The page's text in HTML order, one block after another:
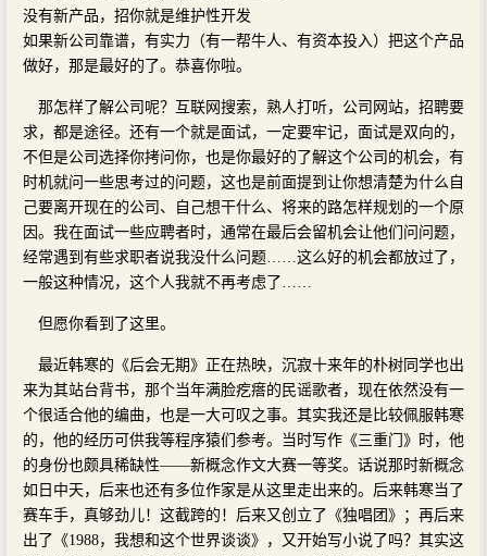
没有新产品，招你就是维护性开发
如果新公司靠谱，有实力（有一帮牛人、有资本投入）把这个产品
做好，那是最好的了。恭喜你啦。
那怎样了解公司呢？互联网搜索，熟人打听，公司网站，招聘要
求，都是途径。还有一个就是面试，一定要牢记，面试是双向的，
不但是公司选择你拷问你，也是你最好的了解这个公司的机会，有
时机就问一些思考过的问题，这也是前面提到让你想清楚为什么自
己要离开现在的公司、自己想干什么、将来的路怎样规划的一个原
因。我在面试一些应聘者时，通常在最后会留机会让他们问问题，
经常遇到有些求职者说我没什么问题……这么好的机会都放过了，
一般这种情况，这个人我就不再考虑了……
但愿你看到了这里。
最近韩寒的《后会无期》正在热映，沉寂十来年的朴树同学也出
来为其站台背书，那个当年满脸疙瘩的民谣歌者，现在依然没有一
个很适合他的编曲，也是一大可叹之事。其实我还是比较佩服韩寒
的，他的经历可供我等程序猿们参考。当时写作《三重门》时，他
的身份也颇具稀缺性——新概念作文大赛一等奖。话说那时新概念
如日中天，后来也还有多位作家是从这里走出来的。后来韩寒当了
赛车手，真够劲儿！这截跨的！后来又创立了《独唱团》；再后来
出了《1988，我想和这个世界谈谈》，又开始写小说了吗？其实这